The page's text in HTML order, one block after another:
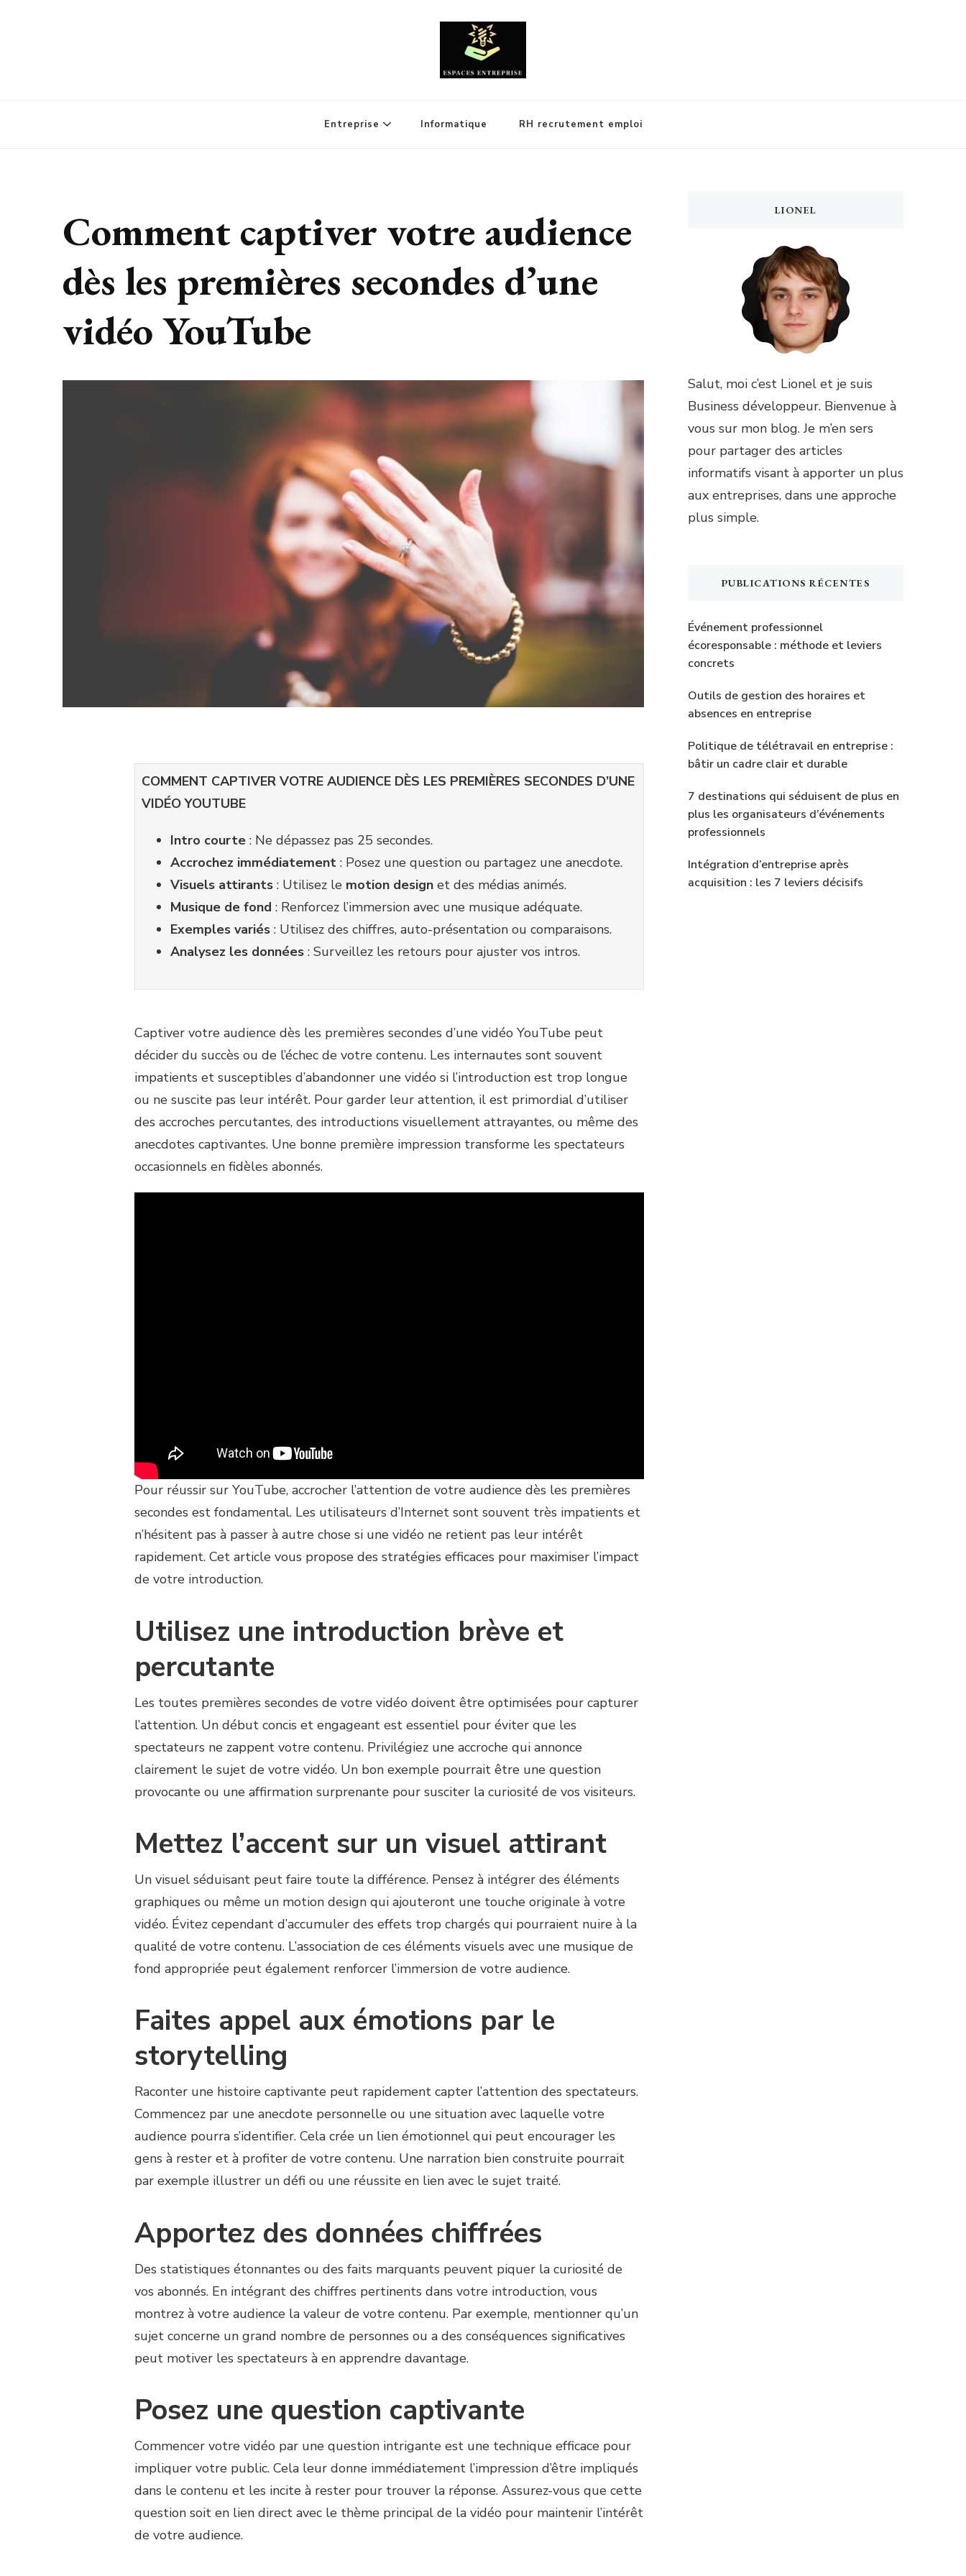
Entreprise Informatique RH recrutement emploi
Comment captiver votre audience
dès les premières secondes d’une
vidéo YouTube
COMMENT CAPTIVER VOTRE AUDIENCE DÈS LES PREMIÈRES SECONDES D’UNE
VIDÉO YOUTUBE
Intro courte : Ne dépassez pas 25 secondes.
Accrochez immédiatement : Posez une question ou partagez une anecdote.
Visuels attirants : Utilisez le motion design et des médias animés.
Musique de fond : Renforcez l’immersion avec une musique adéquate.
Exemples variés : Utilisez des chiffres, auto-présentation ou comparaisons.
Analysez les données : Surveillez les retours pour ajuster vos intros.
Captiver votre audience dès les premières secondes d’une vidéo YouTube peut
décider du succès ou de l’échec de votre contenu. Les internautes sont souvent
impatients et susceptibles d’abandonner une vidéo si l’introduction est trop longue
ou ne suscite pas leur intérêt. Pour garder leur attention, il est primordial d’utiliser
des accroches percutantes, des introductions visuellement attrayantes, ou même des
anecdotes captivantes. Une bonne première impression transforme les spectateurs
occasionnels en fidèles abonnés.
Pour réussir sur YouTube, accrocher l’attention de votre audience dès les premières
secondes est fondamental. Les utilisateurs d’Internet sont souvent très impatients et
n’hésitent pas à passer à autre chose si une vidéo ne retient pas leur intérêt
rapidement. Cet article vous propose des stratégies efficaces pour maximiser l’impact
de votre introduction.
Utilisez une introduction brève et
percutante
Les toutes premières secondes de votre vidéo doivent être optimisées pour capturer
l’attention. Un début concis et engageant est essentiel pour éviter que les
spectateurs ne zappent votre contenu. Privilégiez une accroche qui annonce
clairement le sujet de votre vidéo. Un bon exemple pourrait être une question
provocante ou une affirmation surprenante pour susciter la curiosité de vos visiteurs.
Mettez l’accent sur un visuel attirant
Un visuel séduisant peut faire toute la différence. Pensez à intégrer des éléments
graphiques ou même un motion design qui ajouteront une touche originale à votre
vidéo. Évitez cependant d’accumuler des effets trop chargés qui pourraient nuire à la
qualité de votre contenu. L’association de ces éléments visuels avec une musique de
fond appropriée peut également renforcer l’immersion de votre audience.
Faites appel aux émotions par le
storytelling
Raconter une histoire captivante peut rapidement capter l’attention des spectateurs.
Commencez par une anecdote personnelle ou une situation avec laquelle votre
audience pourra s’identifier. Cela crée un lien émotionnel qui peut encourager les
gens à rester et à profiter de votre contenu. Une narration bien construite pourrait
par exemple illustrer un défi ou une réussite en lien avec le sujet traité.
Apportez des données chiffrées
Des statistiques étonnantes ou des faits marquants peuvent piquer la curiosité de
vos abonnés. En intégrant des chiffres pertinents dans votre introduction, vous
montrez à votre audience la valeur de votre contenu. Par exemple, mentionner qu’un
sujet concerne un grand nombre de personnes ou a des conséquences significatives
peut motiver les spectateurs à en apprendre davantage.
Posez une question captivante
Commencer votre vidéo par une question intrigante est une technique efficace pour
impliquer votre public. Cela leur donne immédiatement l’impression d’être impliqués
dans le contenu et les incite à rester pour trouver la réponse. Assurez-vous que cette
question soit en lien direct avec le thème principal de la vidéo pour maintenir l’intérêt
de votre audience.
LIONEL
Salut, moi c’est Lionel et je suis
Business développeur. Bienvenue à
vous sur mon blog. Je m’en sers
pour partager des articles
informatifs visant à apporter un plus
aux entreprises, dans une approche
plus simple.
PUBLICATIONS RÉCENTES
Événement professionnel
écoresponsable : méthode et leviers
concrets
Outils de gestion des horaires et
absences en entreprise
Politique de télétravail en entreprise :
bâtir un cadre clair et durable
7 destinations qui séduisent de plus en
plus les organisateurs d’événements
professionnels
Intégration d’entreprise après
acquisition : les 7 leviers décisifs